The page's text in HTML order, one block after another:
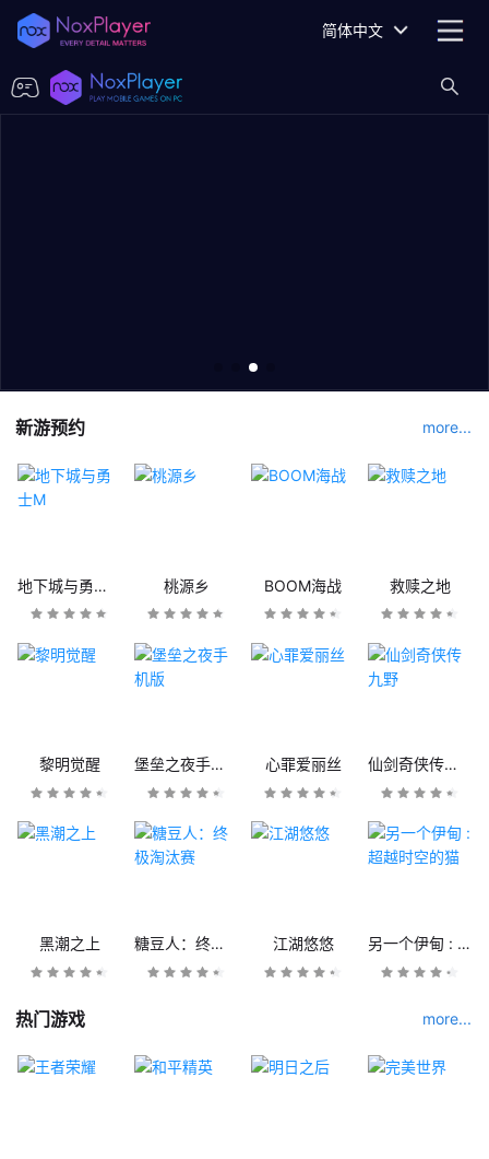
简体中文
新游预约 more...
地下城与勇士M 桃源乡 BOOM海战 救赎之地
黎明觉醒 堡垒之夜手机版 心罪爱丽丝 仙剑奇侠传九野
黑潮之上 糖豆人：终极淘汰赛 江湖悠悠 另一个伊甸 : 超越时空的猫
热门游戏 more...